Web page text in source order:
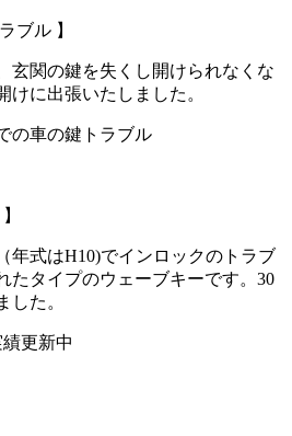
ブル 】
玄関の鍵を失くし開けられなくな
けに出張いたしました。
年式はH10)でインロックのトラブ
たタイプのウェーブキーです。30
した。
更新中